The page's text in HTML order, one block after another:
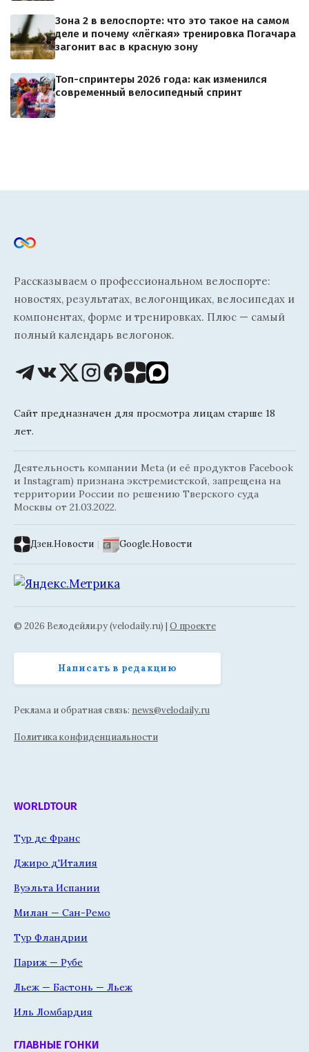
Зона 2 в велоспорте: что это такое на самом
деле и почему «лёгкая» тренировка Погачара
загонит вас в красную зону
Топ-спринтеры 2026 года: как изменился
современный велосипедный спринт
Рассказываем о профессиональном велоспорте:
новостях, результатах, велогонщиках, велосипедах и
компонентах, форме и тренировках. Плюс — самый
полный календарь велогонок.
Сайт предназначен для просмотра лицам старше 18
лет.
Деятельность компании Meta (и её продуктов Facebook
и Instagram) признана экстремистской, запрещена на
территории России по решению Тверского суда
Москвы от 21.03.2022.
Дзен.Новости | Google.Новости
© 2026 Велодейли.ру (velodaily.ru) | О проекте
Написать в редакцию
Реклама и обратная связь: news@velodaily.ru
Политика конфиденциальности
WORLDTOUR
Тур де Франс
Джиро д'Италия
Вуэльта Испании
Милан — Сан-Ремо
Тур Фландрии
Париж — Рубе
Льеж — Бастонь — Льеж
Иль Ломбардия
ГЛАВНЫЕ ГОНКИ